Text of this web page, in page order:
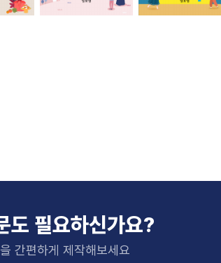
도 필요하신가요?
간편하게 제작해보세요